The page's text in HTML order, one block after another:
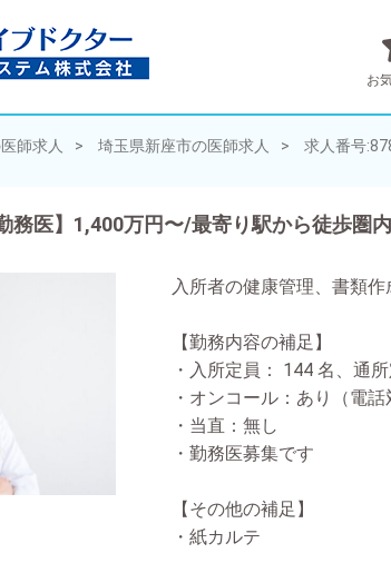
お
師求人 埼玉県新座市の医師求人 求人番号
務医】1,400万円〜/最寄り駅から徒歩圏
入所者の健康管理、書類作
【勤務内容の補足】
・入所定員： 144 名、通
・オンコール：あり（電話
・当直：無し
・勤務医募集です
【その他の補足】
・紙カルテ